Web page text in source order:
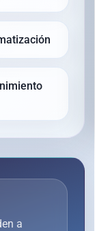
a